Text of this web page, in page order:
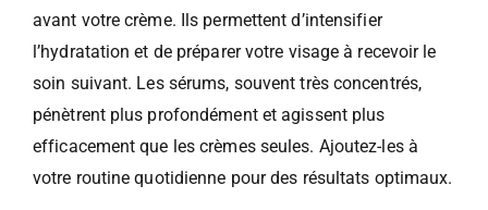
avant votre crème. Ils permettent d’intensifier
l’hydratation et de préparer votre visage à recevoir le
soin suivant. Les sérums, souvent très concentrés,
pénètrent plus profondément et agissent plus
efficacement que les crèmes seules. Ajoutez-les à
votre routine quotidienne pour des résultats optimaux.